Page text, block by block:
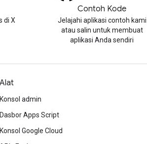
di X
Contoh Kode
Jelajahi aplikasi contoh kami
atau salin untuk membuat
aplikasi Anda sendiri
Alat
Konsol admin
Dasbor Apps Script
Konsol Google Cloud